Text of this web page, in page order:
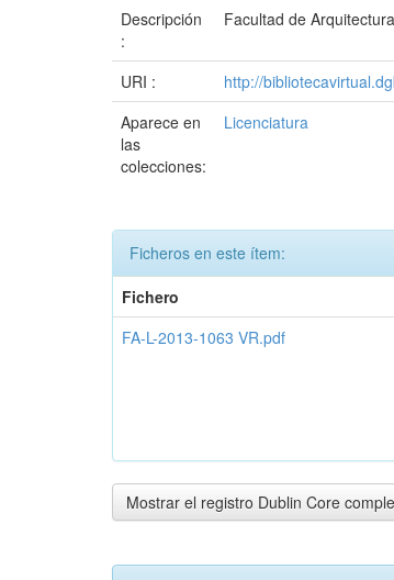
Descripción
:
Facultad de
URI :
http://
Aparece en
las
colecciones:
Licenciatura
Ficheros en este ítem:
Fichero
FA-L-2013-1063 VR.pdf
Mostrar el registro Dublin Core